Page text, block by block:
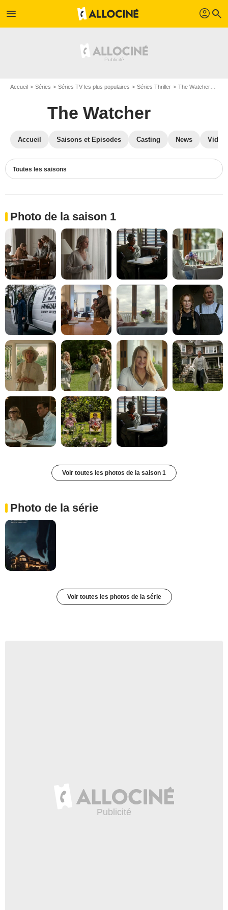
menu profil search
Accueil Séries Séries TV les plus populaires Séries Thriller The Watcher
The Watcher
Accueil Saisons et Episodes Casting News
Toutes les saisons
Photo de la saison 1
Voir toutes les photos de la saison 1
Photo de la série
Voir toutes les photos de la série